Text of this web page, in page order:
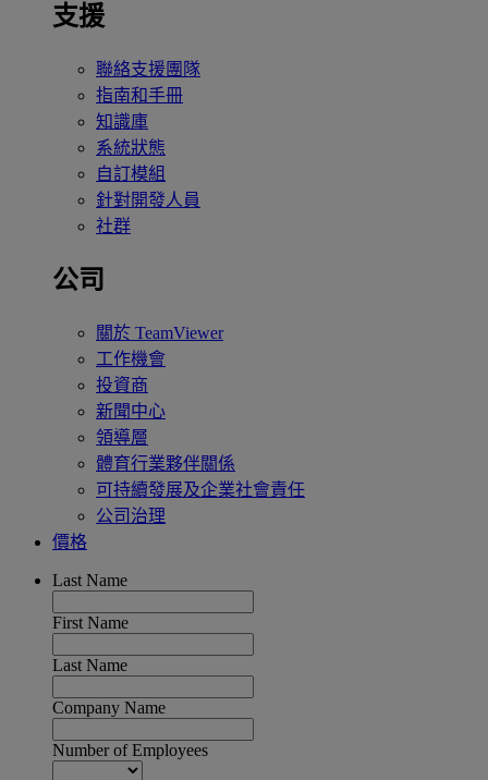
支援
聯絡支援團隊
指南和手冊
知識庫
系統狀態
自訂模組
針對開發人員
社群
公司
關於 TeamViewer
工作機會
投資商
新聞中心
領導層
體育行業夥伴關係
可持續發展及企業社會責任
公司治理
價格
Last Name
First Name
Last Name
Company Name
Number of Employees